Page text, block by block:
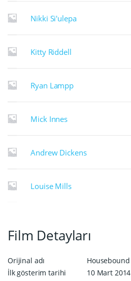
Nikki Si'ulepa
Kitty Riddell
Ryan Lampp
Mick Innes
Andrew Dickens
Louise Mills
Film Detayları
Orijinal adı
Housebound
İlk gösterim tarihi
10 Mart 2014